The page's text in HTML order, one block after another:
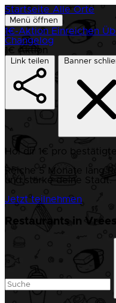
Startseite Alle Orte
Menü öffnen
1€-Aktion Einreichen
Changelog
1€ Aktion
Link teilen Banner
Hol dir 1€ pro
Reiche 5 Monate lang
und stärke deine Stadt.
Jetzt teilnehmen
Restaurants in Vrees